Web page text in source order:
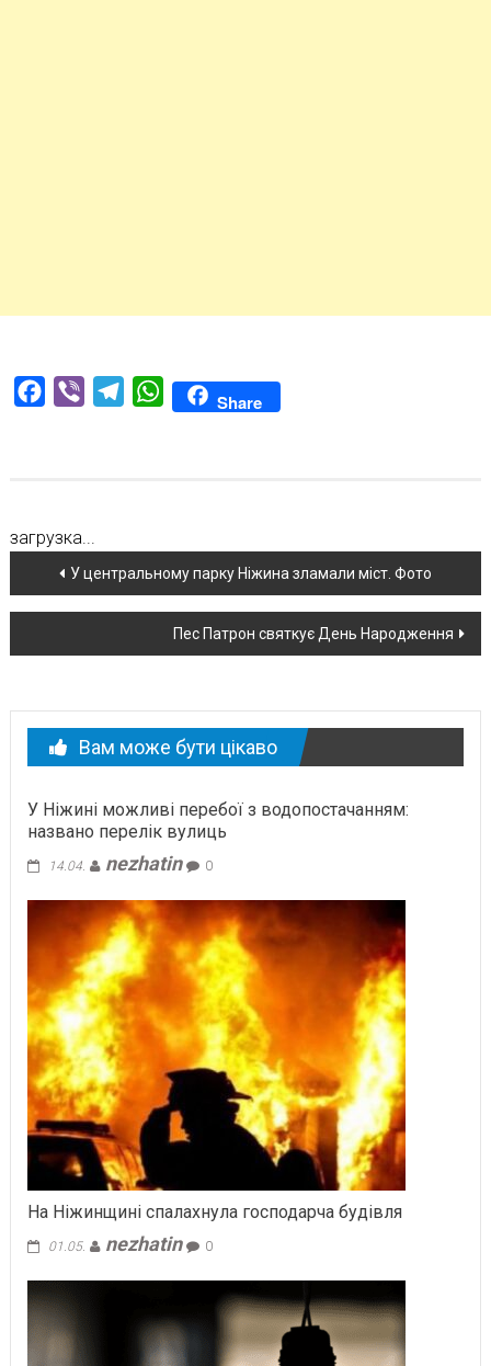
Facebook
Viber TelegramWhatsAppShare
загрузка...
Навігація
по
новині
У центральному парку Ніжина зламали міст. Фото
Пес Патрон святкує День Народження
Вам може бути цікаво
У Ніжині можливі перебої з водопостачанням:
названо перелік вулиць
14.04. nezhatin 0
На Ніжинщині спалахнула господарча будівля
01.05. nezhatin 0